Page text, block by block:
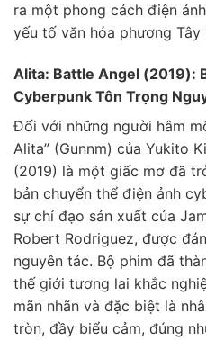
ra một phong cách điện
yếu tố văn hóa phương Tây
Alita: Battle Angel (2019):
Cyberpunk Tôn Trọng
Đối với những người hâm
Alita” (Gunnm) của Yukito
(2019) là một giấc mơ đã
bản chuyển thể điện ảnh
sự chỉ đạo sản xuất của
Robert Rodriguez, được
nguyên tác. Bộ phim đã
thế giới tương lai khắc
mãn nhãn và đặc biệt là
tròn, đầy biểu cảm, đúng